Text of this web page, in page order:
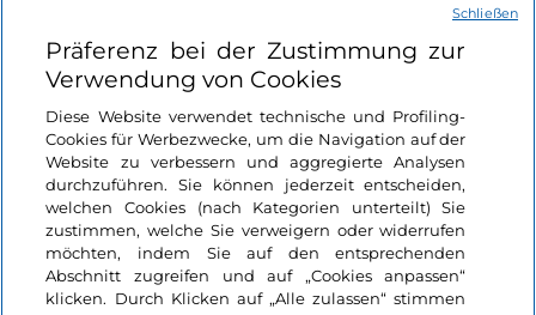
Nützliche Links
Login
Bleiben wir in Kontakt
Präferenz bei der Zustimmung zur
Verwendung von Cookies
Diese Website verwendet technische und Profiling-
Cookies für Werbezwecke, um die Navigation auf der
Website zu verbessern und aggregierte Analysen
durchzuführen. Sie können jederzeit entscheiden,
welchen Cookies (nach Kategorien unterteilt) Sie
zustimmen, welche Sie verweigern oder widerrufen
möchten, indem Sie auf den entsprechenden
Abschnitt zugreifen und auf „Cookies anpassen“
klicken. Durch Klicken auf „Alle zulassen“ stimmen
Schließen